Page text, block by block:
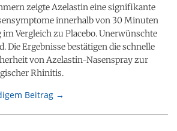
zeigte Azelastin eine signifikante
innerhalb von 30 Minuten
Vergleich zu Placebo. Unerwünschte
Die Ergebnisse bestätigen die schnelle
von Azelastin-Nasenspray zur
Rhinitis.
Beitrag →